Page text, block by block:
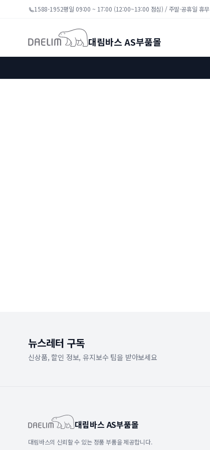
1588-1952평일 09:00 ~ 17:00 (12:00~13:00 점심) / 주말·공휴일 휴무
대림바스 AS부품몰
뉴스레터 구독
신상품, 할인 정보, 유지보수 팁을 받아보세요
대림바스 AS부품몰
대림바스의 신뢰할 수 있는 정품 부품을 제공합니다.